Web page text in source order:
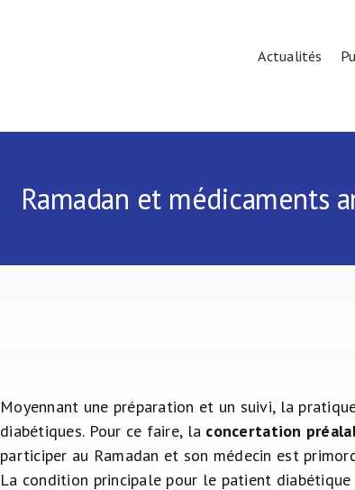
Actualités
Ramadan et médicaments
Moyennant une préparation et un suivi, la
diabétiques. Pour ce faire, la concertation
participer au Ramadan et son médecin est
La condition principale pour le patient